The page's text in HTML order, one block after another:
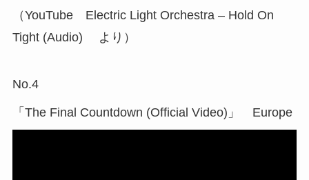
（YouTube Electric Light Orchestra – Hold On
Tight (Audio) より）
No.4
「The Final Countdown (Official Video)」 Europe